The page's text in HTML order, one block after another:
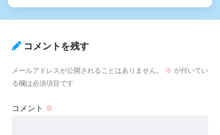
コメントを残す
メールアドレスが公開されることはありません。 ※ が付いてい
る欄は必須項目です
コメント ※